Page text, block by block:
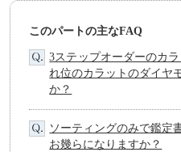
このパートの主なFAQ
3ステップオーダーのカ
れ位のカラットのダイヤ
か？
ソーティングのみで鑑定
お幾らになりますか？